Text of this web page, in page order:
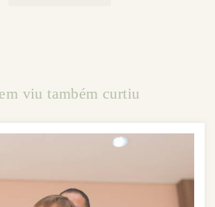
viu também curtiu